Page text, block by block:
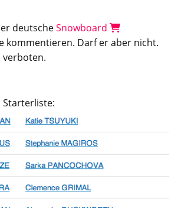
deutscheSnowboard
kommentieren. Darf er aber nicht.
verboten.
Starterliste: